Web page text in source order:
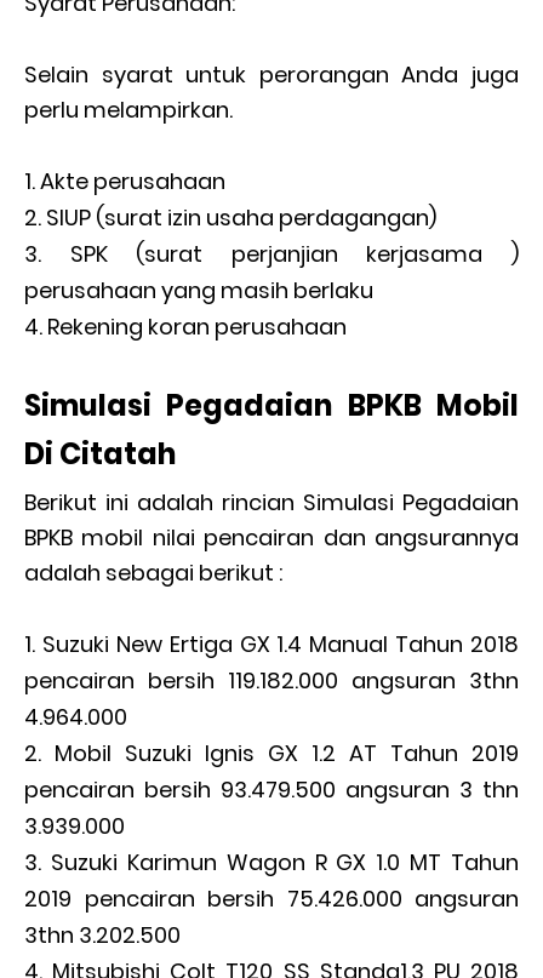
Selain syarat untuk perorangan Anda juga
perlu melampirkan.
Akte perusahaan
SIUP (surat izin usaha perdagangan)
SPK (surat perjanjian kerjasama )
perusahaan yang masih berlaku
Rekening koran perusahaan
Simulasi Pegadaian BPKB Mobil
Di Citatah
Berikut ini adalah rincian Simulasi Pegadaian
BPKB mobil nilai pencairan dan angsurannya
adalah sebagai berikut :
Suzuki New Ertiga GX 1.4 Manual Tahun 2018
pencairan bersih 119.182.000 angsuran 3thn
4.964.000
Mobil Suzuki Ignis GX 1.2 AT Tahun 2019
pencairan bersih 93.479.500 angsuran 3 thn
3.939.000
Suzuki Karimun Wagon R GX 1.0 MT Tahun
2019 pencairan bersih 75.426.000 angsuran
3thn 3.202.500
Mitsubishi Colt T120 SS Standa1,3 PU 2018